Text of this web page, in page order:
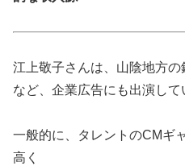
江上敬子さんは、山陰地方
など、企業広告にも出演して
一般的に、タレントのCMギ
高く